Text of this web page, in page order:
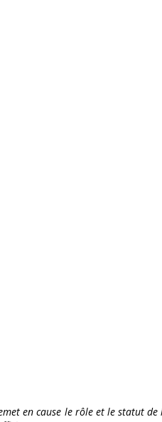
en cause le rôle et le statut